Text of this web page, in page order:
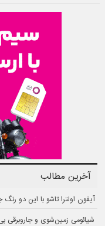
آخرین مطالب
آیفون اولترا تاشو با این دو
شیائومی زمین‌شوی و جاروبرقی بی‌سیم میجیا ۵ پرو